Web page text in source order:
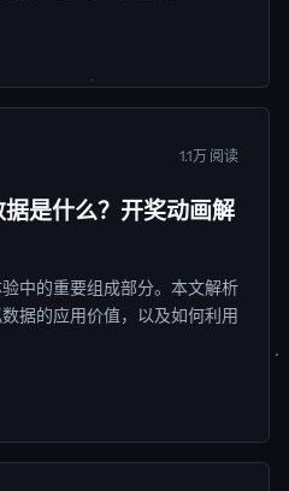
1.1万 阅读
是什么？开奖动画解
中的重要组成部分。本文解析
据的应用价值，以及如何利用